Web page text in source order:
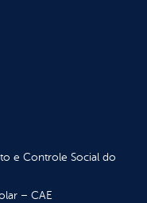
e Controle Social do
– CAE